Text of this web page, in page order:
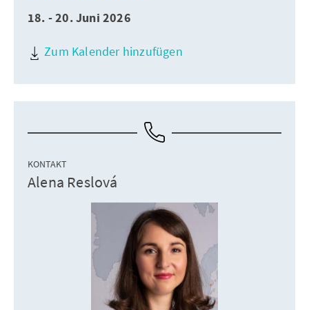
18. - 20. Juni 2026
Zum Kalender hinzufügen
KONTAKT
Alena Reslová